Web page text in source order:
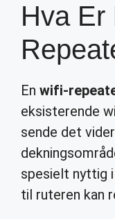
Hva Er
Enwifi-
eksisterende
sende det
spesielt nyttig
til ruteren kan